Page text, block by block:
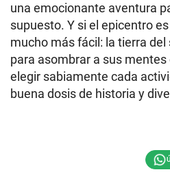
una emocionante aventura
supuesto. Y si el epicentro
mucho más fácil: la tierra
para asombrar a sus
elegir sabiamente cada
buena dosis de historia y